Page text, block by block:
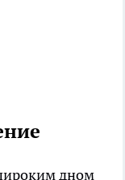
дном